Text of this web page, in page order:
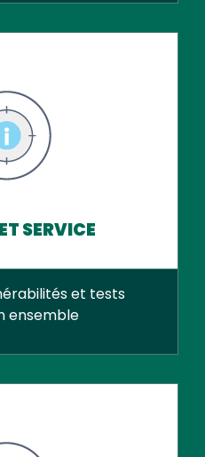
SERVICE
et tests
ensemble